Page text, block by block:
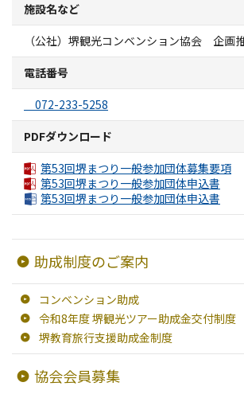
観光パンフレット
堺おもてなしチケット
お役立ち情報紹介
堺観光タクシー
交通・アクセス
堺観光コンベンション協会につい
協会について
協会からのお知らせ
旅行業約款及びご旅行条件書について
施設名など
（公社）堺観光コンベンション協会 企画
電話番号
072-233-5258
PDFダウンロード
第53回堺まつり一般参加団体募集要項
第53回堺まつり一般参加団体申込書
第53回堺まつり一般参加団体申込書
助成制度のご案内
コンベンション助成
令和8年度 堺観光ツアー助成金交付制度
堺教育旅行支援助成金制度
協会会員募集